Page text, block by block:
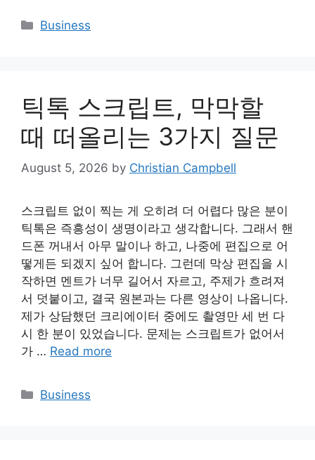
Categories
Business
틱톡 스크립트, 막막할
때 떠올리는 3가지 질문
August 5, 2026 by Christian Campbell
스크립트 없이 찍는 게 오히려 더 어렵다 많은 분이
틱톡은 즉흥성이 생명이라고 생각합니다. 그래서 핸
드폰 꺼내서 아무 말이나 하고, 나중에 편집으로 어
떻게든 되겠지 싶어 합니다. 그런데 막상 편집을 시
작하면 멘트가 너무 길어서 자르고, 주제가 흐려져
서 덧붙이고, 결국 원본과는 다른 영상이 나옵니다.
제가 상담했던 크리에이터 중에도 촬영만 세 번 다
시 한 분이 있었습니다. 문제는 스크립트가 없어서
가 … Read more
Categories
Business